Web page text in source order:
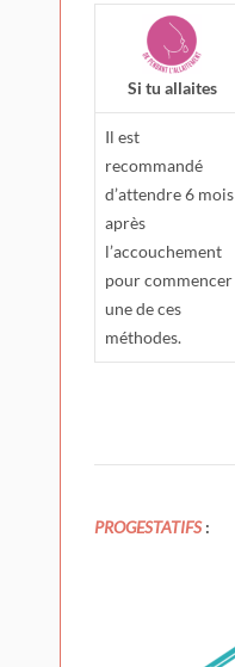
Si tu allaites
Il est
recommandé
d’attendre 6 mois
après
l’accouchement
pour commencer
une de ces
méthodes.
PROGESTATIFS: